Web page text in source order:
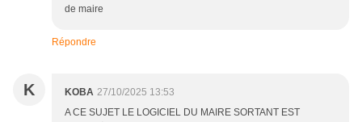
de maire
Répondre
K KOBA 27/10/2025 13:53
A CE SUJET LE LOGICIEL DU MAIRE SORTANT EST